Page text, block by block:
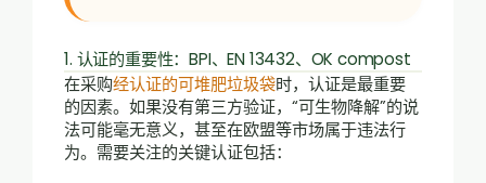
1. 认证的重要性：BPI、EN 13432、OK compost
在采购经认证的可堆肥垃圾袋时，认证是最重要
的因素。如果没有第三方验证，“可生物降解”的说
法可能毫无意义，甚至在欧盟等市场属于违法行
为。需要关注的关键认证包括：